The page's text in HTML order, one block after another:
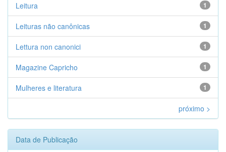
1
Leitura
1
Leituras não canônicas
1
Lettura non canonici
1
Magazine Capricho
1
Mulheres e literatura
próximo >
Data de Publicação